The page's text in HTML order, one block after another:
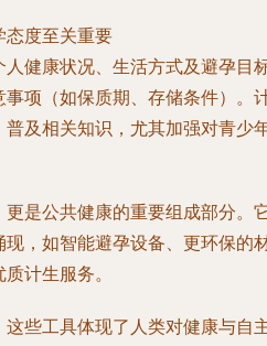
态度至关重要
健康状况、生活方式及避孕目
项（如保质期、存储条件）
及相关知识，尤其加强对青少
是公共健康的重要组成部分
，如智能避孕设备、更环保
计生服务。
些工具体现了人类对健康与